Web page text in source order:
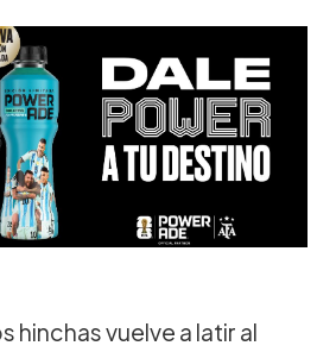
hinchas vuelve a latir al